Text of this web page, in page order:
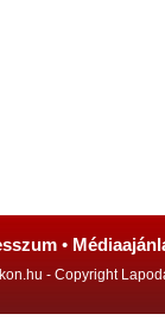
•
- Copyright